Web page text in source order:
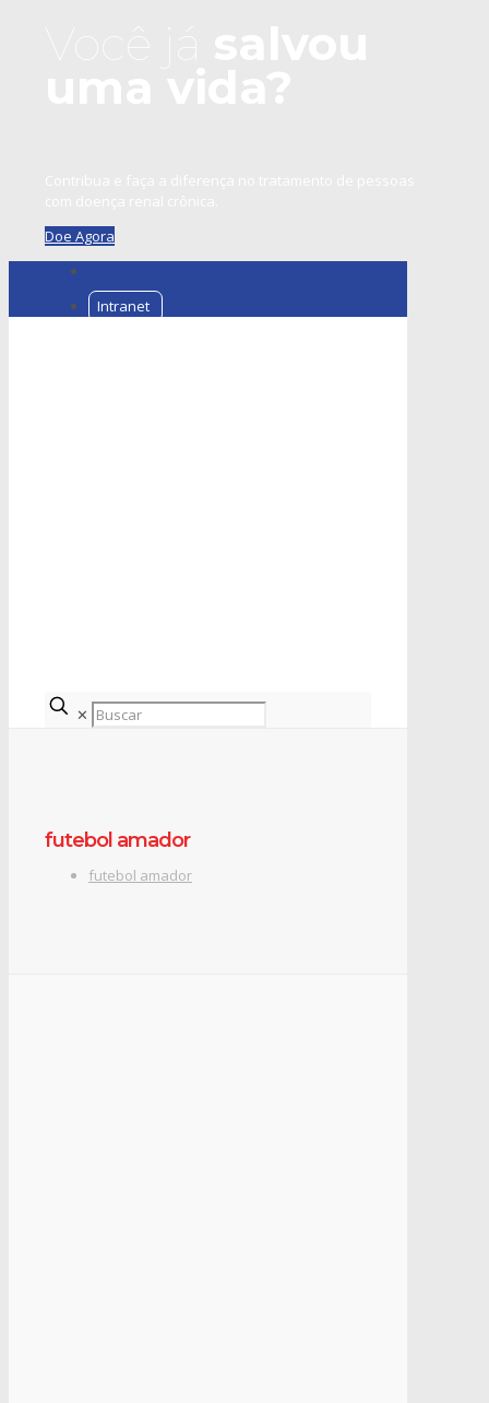
Doe Agora
Intranet
✕
futebol amador
futebol amador